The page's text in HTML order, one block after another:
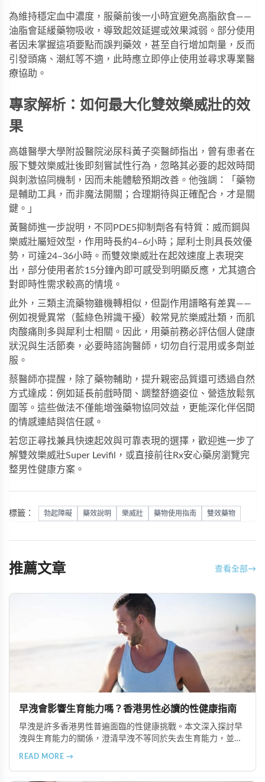
為維持穩定血中濃度，服藥前後一小時宜避免高脂飲食——
油脂會延緩藥物吸收，導致起效延遲或效果減弱。部分使用
者因未掌握這項要點而誤判藥效，甚至自行增加劑量，反而
引發頭痛、潮紅等不適，此時應立即停止使用並尋求專業醫
療協助。
專家解析：如何最大化雙效樂威壯的效
果
高雄醫學大學附設醫院泌尿科黃子奕醫師指出，曾有患者在
服下雙效樂威壯後即刻嘗試性行為，忽略其必要的起效時間
與刺激協同機制，因而未能體驗預期改善。他強調：「藥物
是輔助工具，而非魔法開關；合理期待與正確配合，才是關
鍵。」
黃醫師進一步說明，不同PDE5抑制劑各有特質：威而鋼與
樂威壯屬短效型，作用時長約4–6小時；犀利士則具長效優
勢，可達24–36小時。而雙效樂威壯在起效速度上表現突
出，部分使用者於15分鐘內即可感受到明顯反應，尤其適合
對即時性需求較高的情境。
此外，三類主流藥物雖機轉相似，但副作用譜略有差異——
例如視覺異常（藍綠色辨識干擾）較常見於樂威壯類，而肌
肉酸痛則多與犀利士相關。因此，用藥前務必評估個人健康
狀況與生活節奏，必要時諮詢醫師，切勿自行混用或多劑並
服。
蔡醫師亦提醒，除了藥物輔助，提升親密品質還可透過自然
方式達成：例如延長前戲時間、調整舒適姿位、營造放鬆氛
圍等。這些做法不僅能增強藥物協同效益，更能深化伴侶間
的情感連結與信任感。
若您正尋找兼具快速起效與可靠表現的選擇，歡迎進一步了
解雙效樂威壯Super Levifil ，或直接前往 Rx安心藥房瀏覽完
整男性健康方案。
標籤： 勃起障礙 藥效說明 樂威壯 藥物使用指南 雙效藥物
推薦文章 查看全部→
早洩會影響生育能力嗎？香港男性必讀的性健康指南
早洩是許多香港男性普遍面臨的性健康挑戰。本文深入探討早
洩與生育能力的關係，澄清早洩不等同於失去生育能力，並提
READ MORE →